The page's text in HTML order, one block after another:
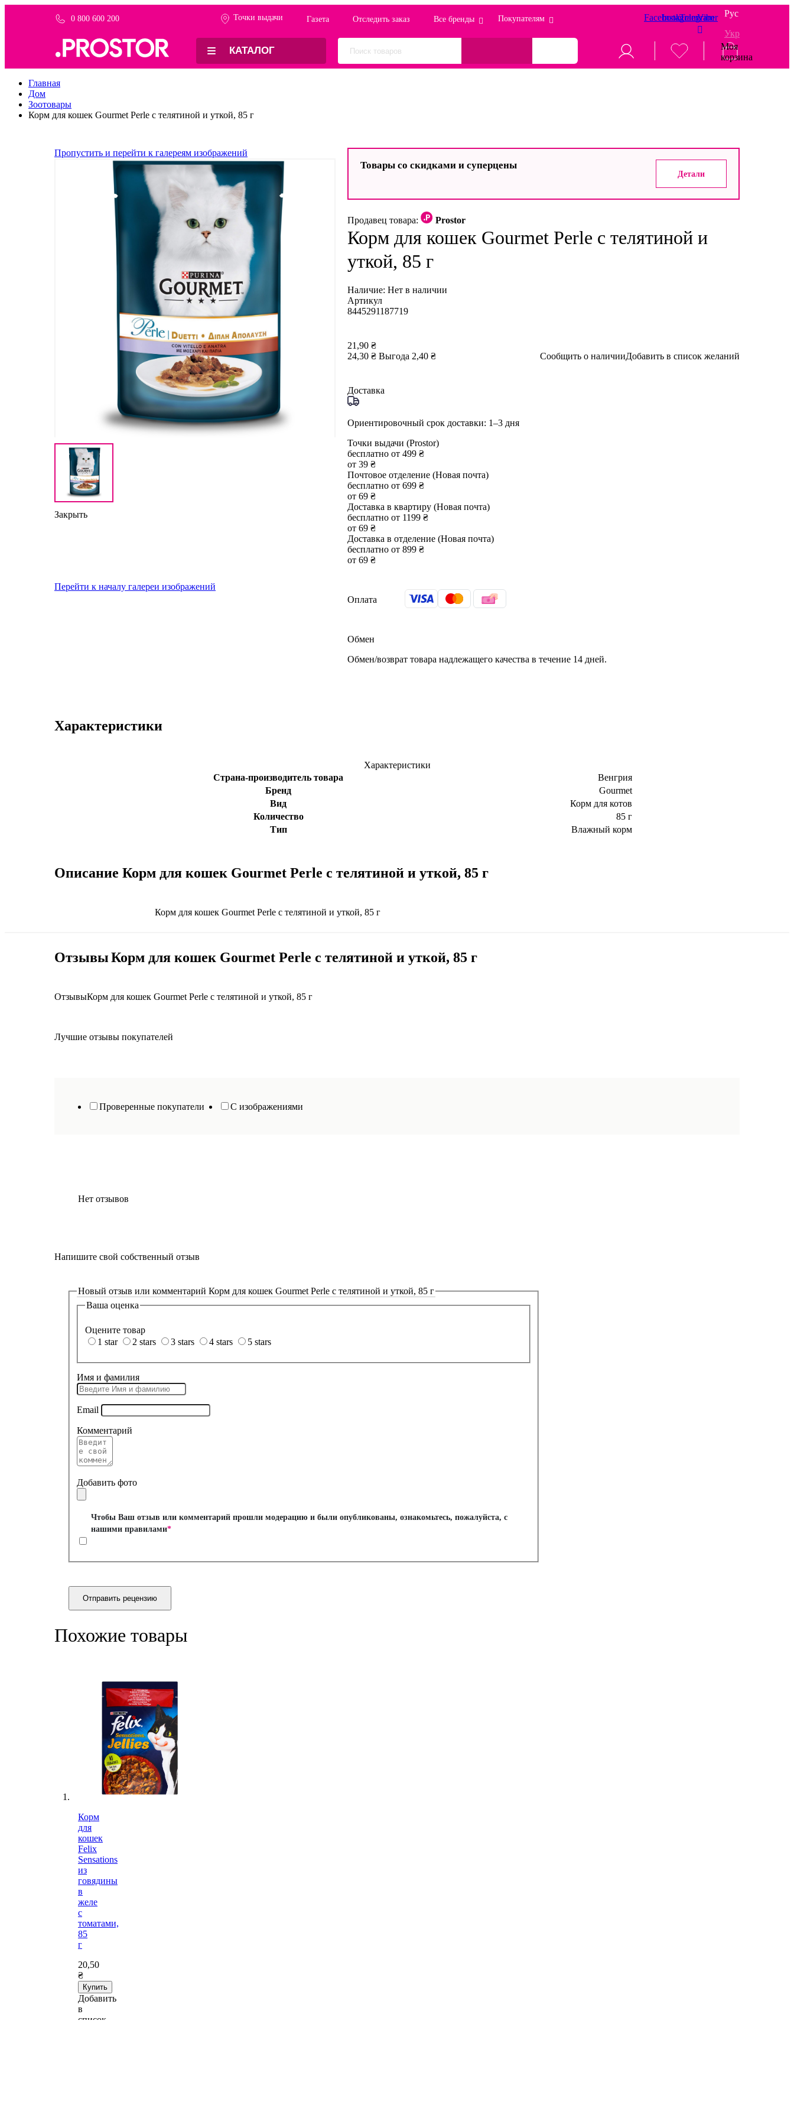
0 800 600 200 Точки выдачи Газета Отследить заказ Все бренды Покупателям FacebookInstagram
Telegram
Viber
Рус
Укр
КАТАЛОГ
Моя
корзина
Главная
Дом
Зоотовары
Корм для кошек Gourmet Perle с телятиной и уткой, 85 г
Пропустить и перейти к галереям изображений
Закрыть
Перейти к началу галереи изображений
Товары со скидками и суперцены
Детали
Продавец товара: Prostor
Корм для кошек Gourmet Perle с телятиной и
уткой, 85 г
Наличие: Нет в наличии
Артикул
8445291187719
21,90 ₴
24,30 ₴ Выгода 2,40 ₴ Сообщить о наличииДобавить в список желаний
Доставка
Ориентировочный срок доставки: 1–3 дня
Точки выдачи (Prostor)
бесплатно от 499 ₴
от 39 ₴
Почтовое отделение (Новая почта)
бесплатно от 699 ₴
от 69 ₴
Доставка в квартиру (Новая почта)
бесплатно от 1199 ₴
от 69 ₴
Доставка в отделение (Новая почта)
бесплатно от 899 ₴
от 69 ₴
Оплата
Обмен
Обмен/возврат товара надлежащего качества в течение 14 дней.
Характеристики
Характеристики
Страна-производитель товара
Венгрия
Бренд
Gourmet
Вид
Корм для котов
Количество
85 г
Тип
Влажный корм
Описание Корм для кошек Gourmet Perle с телятиной и уткой, 85 г
Корм для кошек Gourmet Perle с телятиной и уткой, 85 г
ОтзывыКорм для кошек Gourmet Perle с телятиной и уткой, 85 г
ОтзывыКорм для кошек Gourmet Perle с телятиной и уткой, 85 г
Лучшие отзывы покупателей
Проверенные покупатели С изображениями
Нет отзывов
Напишите свой собственный отзыв
Новый отзыв или комментарий Корм для кошек Gourmet Perle с телятиной и уткой, 85 г
Ваша оценка
Оцените товар
1 star
2 stars 3 stars 4 stars 5 stars
Имя и фамилия
Email
Комментарий
Добавить фото
Чтобы Ваш отзыв или комментарий прошли модерацию и были опубликованы, ознакомьтесь, пожалуйста, с
нашими правилами*
Отправить рецензию
Похожие товары
Корм
для
кошек
Felix
Sensations
из
говядины
в
желе
с
томатами,
85
г
20,50
₴
Купить
Добавить
в
список